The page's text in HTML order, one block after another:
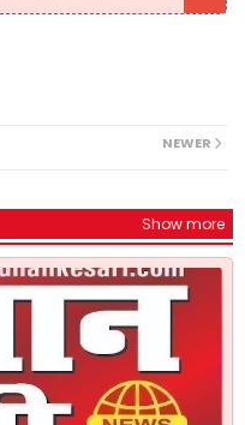
NEWER
Show more